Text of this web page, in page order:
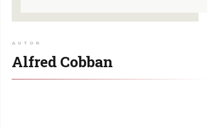
AUTOR
Alfred Cobban